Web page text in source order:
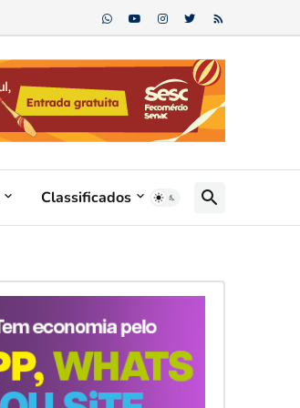
Classificados